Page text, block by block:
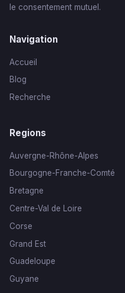
le consentement mutuel.
Navigation
Accueil
Blog
Recherche
Regions
Auvergne-Rhône-Alpes
Bourgogne-Franche-Comté
Bretagne
Centre-Val de Loire
Corse
Grand Est
Guadeloupe
Guyane